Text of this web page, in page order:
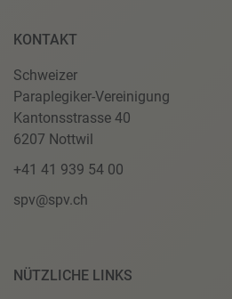
KONTAKT
Schweizer
Paraplegiker-Vereinigung
Kantonsstrasse 40
6207 Nottwil
+41 41 939 54 00
spv@spv.ch
NÜTZLICHE LINKS